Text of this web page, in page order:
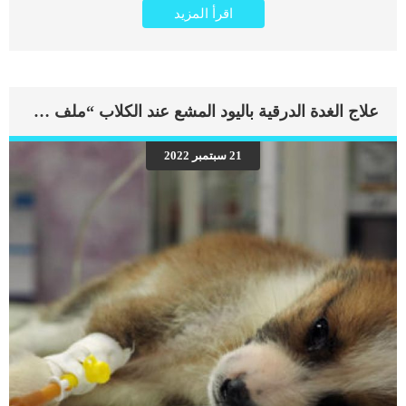
الملايين. تتنوع القطط وسلالاتها وكذلك يختلف سلوكها من سلالة إلى أخرى، وكذلك
تختلف اعمار القطط مابين بعضها البعض. كم تعيش القطط تعيش القطط في المتوسط
المنزلية تعيش لسنوات طويلة هناك من القطط من تعيش سنوات قليلة من ثلاثة إلى
وكيفية معرفة كم يعيش القط بالتقريب. كما سنوضح لكم العمر الافتراضي للقطط و العمر
المناسب للتزاوج. العمر الافتراضي للقطط الشيرازي أو القطط المنزلية تعيش القطط
اقرأ المزيد
علاج الغدة الدرقية باليود المشع عند الكلاب “ملف كامل”
21 سبتمبر 2022